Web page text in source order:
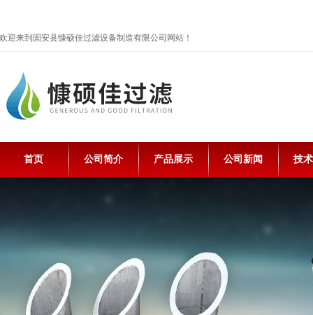
欢迎来到固安县慷硕佳过滤设备制造有限公司网站！
首页 公司简介 产品展示 公司新闻 技